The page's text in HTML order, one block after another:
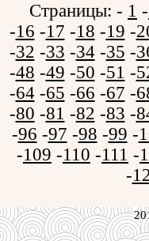
Страницы: - 1 -
-16 -17 -18 -19 -
-32 -33 -34-35 -
-48 -49 -50 -51 -
-64-65 -66 -67 -
-80 -81 -82 -83 -
-96 -97 -98 -99 -
-109 -110 -111 -
-